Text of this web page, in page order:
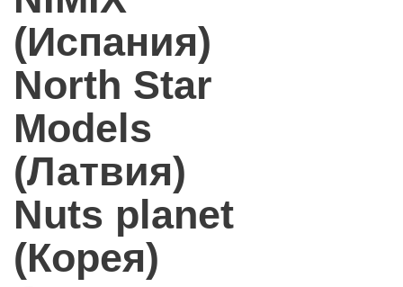
(Испания)
North Star
Models
(Латвия)
Nuts planet
(Корея)